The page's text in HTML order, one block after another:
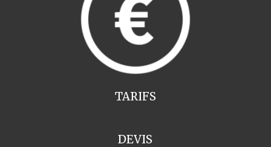
TARIFS
DEVIS